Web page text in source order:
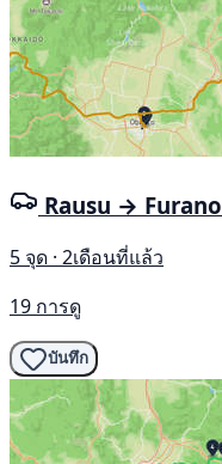
Rausu → Furano
5 จุด · 2เดือนที่แล้ว
19 การดู
บันทึก